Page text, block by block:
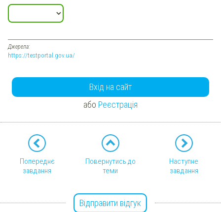
Джерела:
https://testportal.gov.ua/
Вхід на сайт
або Реєстрація
Попереднє
завдання
Повернутись до
теми
Наступне
завдання
Відправити відгук